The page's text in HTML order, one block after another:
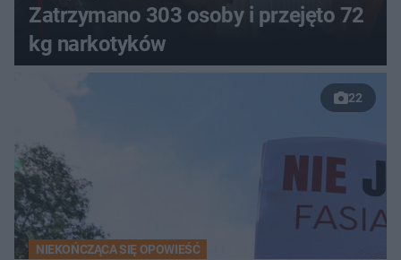
Zatrzymano 303 osoby i przejęto 72
kg narkotyków
22
NIEKOŃCZĄCA SIĘ OPOWIEŚĆ